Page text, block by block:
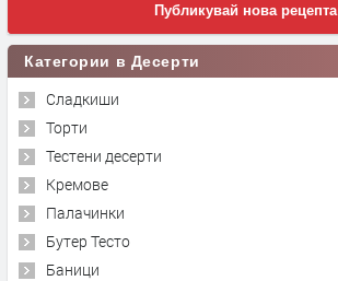
Публикувай нова рецепта
Категории в Десерти
Сладкиши
Торти
Тестени десерти
Кремове
Палачинки
Бутер Тесто
Баници